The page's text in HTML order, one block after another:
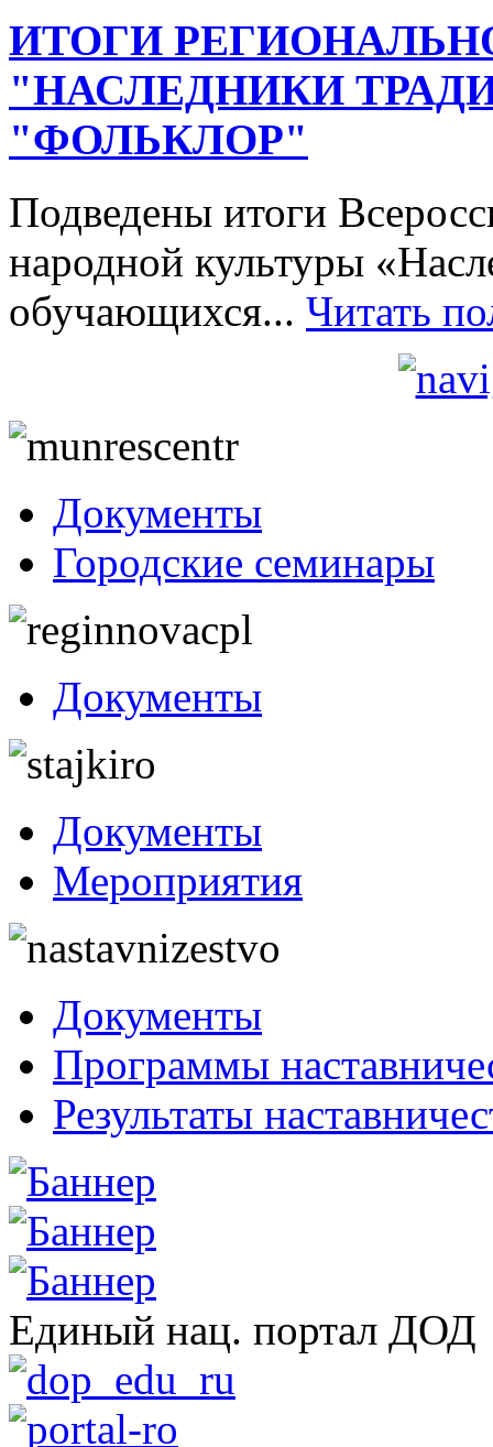
ИТОГИ
"НАСЛЕДНИКИ
"ФОЛЬКЛОР"
Подведены итоги
народной культуры
обучающихся... Читать
Документы
Городские семинары
Документы
Документы
Мероприятия
Документы
Программы
Результаты
Единый нац. портал ДОД